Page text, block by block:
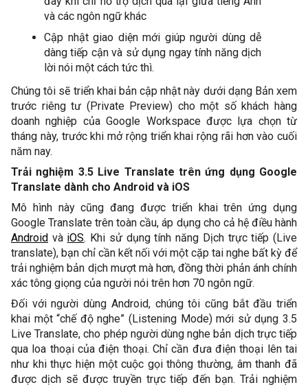
và các ngôn ngữ khác
Cập nhật giao diện mới giúp người dùng dễ
dàng tiếp cận và sử dụng ngay tính năng dịch
lời nói một cách tức thì.
Chúng tôi sẽ triển khai bản cập nhật này dưới dạng Bản xem
trước riêng tư (Private Preview) cho một số khách hàng
doanh nghiệp của Google Workspace được lựa chọn từ
tháng này, trước khi mở rộng triển khai rộng rãi hơn vào cuối
năm nay.
Trải nghiệm 3.5 Live Translate trên ứng dụng Google
Translate dành cho Android và iOS
Mô hình này cũng đang được triển khai trên ứng dụng
Android và iOS. Khi sử dụng tính năng Dịch trực tiếp (Live
translate), bạn chỉ cần kết nối với một cặp tai nghe bất kỳ để
trải nghiệm bản dịch mượt mà hơn, đồng thời phản ánh chính
xác tông giọng của người nói trên hơn 70 ngôn ngữ.
Đối với người dùng Android, chúng tôi cũng bắt đầu triển
khai một “chế độ nghe” (Listening Mode) mới sử dụng 3.5
Live Translate, cho phép người dùng nghe bản dịch trực tiếp
qua loa thoại của điện thoại. Chỉ cần đưa điện thoại lên tai
như khi thực hiện một cuộc gọi thông thường, âm thanh đã
được dịch sẽ được truyền trực tiếp đến bạn. Trải nghiệm